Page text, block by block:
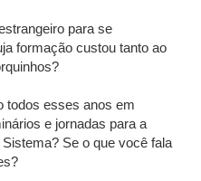
para se
formação custou tanto ao
todos esses anos em
e jornadas para a
Se o que você fala